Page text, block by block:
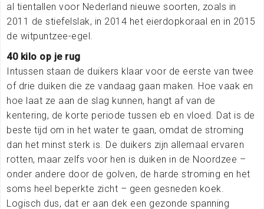
al tientallen voor Nederland nieuwe soorten, zoals in
2011 de stiefelslak, in 2014 het eierdopkoraal en in 2015
de witpuntzee-egel.
40 kilo op je rug
Intussen staan de duikers klaar voor de eerste van twee
of drie duiken die ze vandaag gaan maken. Hoe vaak en
hoe laat ze aan de slag kunnen, hangt af van de
kentering, de korte periode tussen eb en vloed. Dat is de
beste tijd om in het water te gaan, omdat de stroming
dan het minst sterk is. De duikers zijn allemaal ervaren
rotten, maar zelfs voor hen is duiken in de Noordzee –
onder andere door de golven, de harde stroming en het
soms heel beperkte zicht – geen gesneden koek.
Logisch dus, dat er aan dek een gezonde spanning